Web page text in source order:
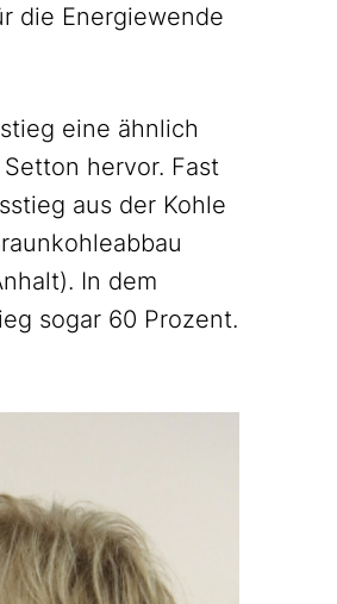
die Energiewende
eine ähnlich
hervor. Fast
aus der Kohle
In dem
sogar 60 Prozent.